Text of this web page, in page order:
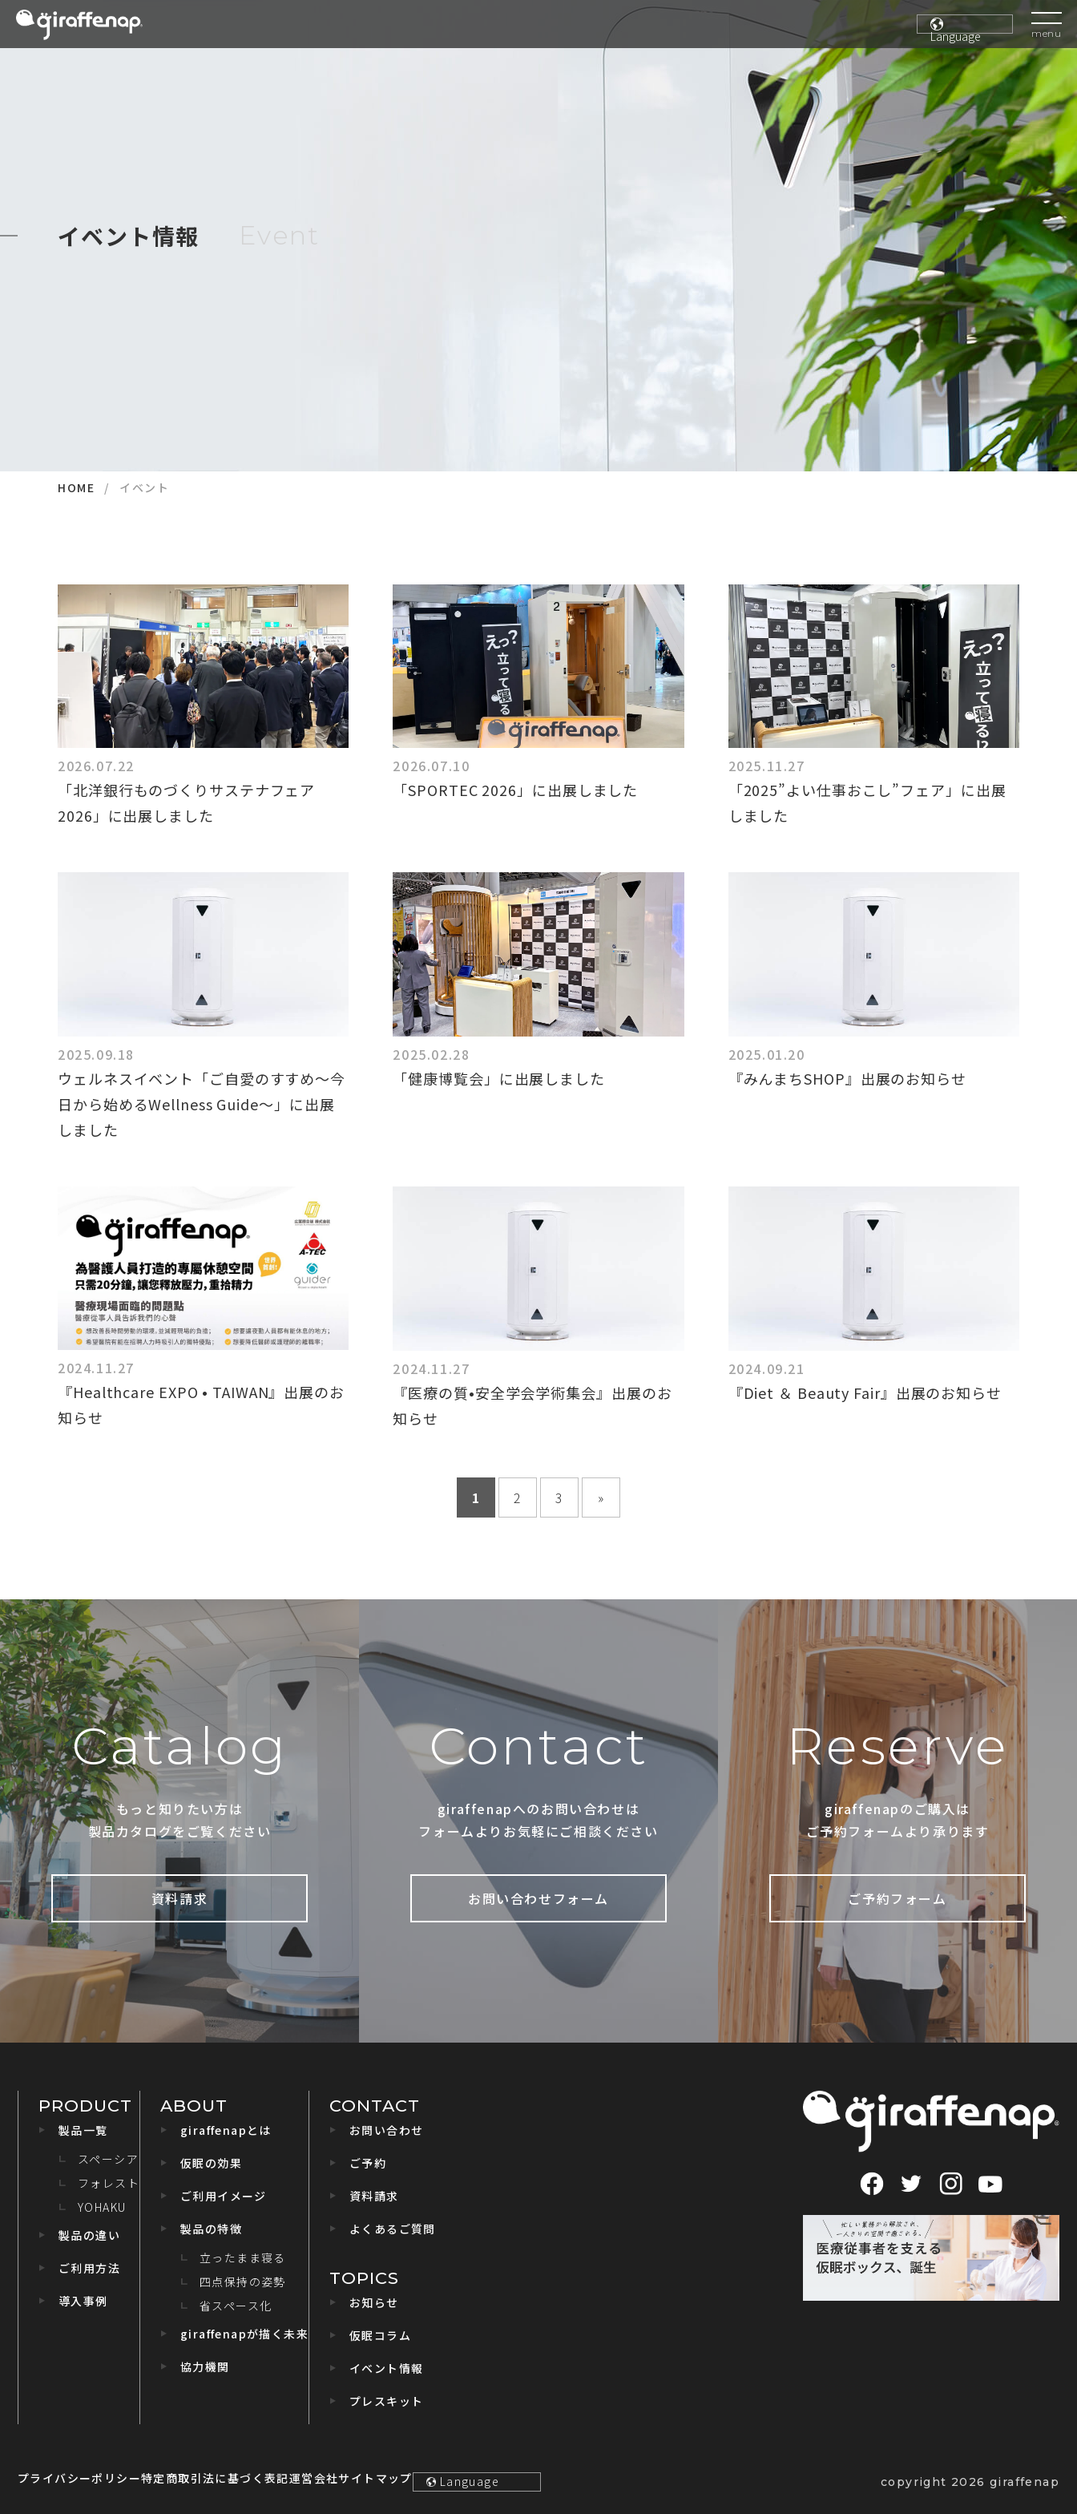
Language menu
イベント情報 Event
HOME イベント
2026.07.22
「北洋銀行ものづくりサステナフェア
2026」に出展しました
2026.07.10
「SPORTEC 2026」に出展しました
2025.11.27
「2025”よい仕事おこし”フェア」に出展
しました
2025.09.18
ウェルネスイベント「ご自愛のすすめ～今
日から始めるWellness Guide～」に出展
しました
2025.02.28
「健康博覧会」に出展しました
2025.01.20
『みんまちSHOP』出展のお知らせ
2024.11.27
『Healthcare EXPO • TAIWAN』出展のお
知らせ
2024.11.27
『医療の質•安全学会学術集会』出展のお
知らせ
2024.09.21
『Diet ＆ Beauty Fair』出展のお知らせ
1 2 3 »
Catalog
もっと知りたい方は
製品カタログをご覧ください
資料請求
Contact
giraffenapへのお問い合わせは
フォームよりお気軽にご相談ください
お問い合わせフォーム
Reserve
giraffenapのご購入は
ご予約フォームより承ります
ご予約フォーム
PRODUCT
製品一覧
スペーシア
フォレスト
YOHAKU
製品の違い
ご利用方法
導入事例
ABOUT
giraffenapとは
仮眠の効果
ご利用イメージ
製品の特徴
立ったまま寝る
四点保持の姿勢
省スペース化
giraffenapが描く未来
協力機関
CONTACT
お問い合わせ
ご予約
資料請求
よくあるご質問
TOPICS
お知らせ
仮眠コラム
イベント情報
プレスキット
プライバシーポリシー特定商取引法に基づく表記運営会社サイトマップ Language copyright 2026 giraffenap